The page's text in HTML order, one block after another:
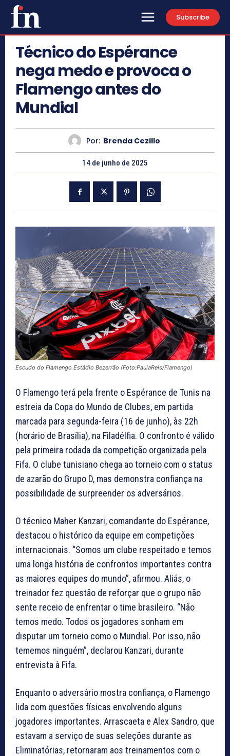
Subscribe
Técnico do Espérance
nega medo e provoca o
Flamengo antes do
Mundial
Por: Brenda Cezillo
14 de junho de 2025
Escudo do Flamengo Estádio Bezerrão (Foto:PaulaReis/Flamengo)
O Flamengo terá pela frente o Espérance de Tunis na
estreia da Copa do Mundo de Clubes, em partida
marcada para segunda-feira (16 de junho), às 22h
(horário de Brasília), na Filadélfia. O confronto é válido
pela primeira rodada da competição organizada pela
Fifa. O clube tunisiano chega ao torneio com o status
de azarão do Grupo D, mas demonstra confiança na
possibilidade de surpreender os adversários.
O técnico Maher Kanzari, comandante do Espérance,
destacou o histórico da equipe em competições
internacionais. “Somos um clube respeitado e temos
uma longa história de confrontos importantes contra
as maiores equipes do mundo”, afirmou. Aliás, o
treinador fez questão de reforçar que o grupo não
sente receio de enfrentar o time brasileiro. “Não
temos medo. Todos os jogadores sonham em
disputar um torneio como o Mundial. Por isso, não
tememos ninguém”, declarou Kanzari, durante
entrevista à Fifa.
Enquanto o adversário mostra confiança, o Flamengo
lida com questões físicas envolvendo alguns
jogadores importantes. Arrascaeta e Alex Sandro, que
estavam a serviço de suas seleções durante as
Eliminatórias, retornaram aos treinamentos com o